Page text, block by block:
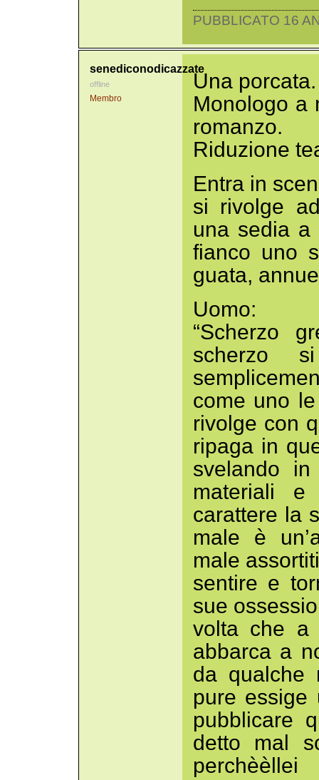
PUBBLICATO 16
senediconodicazzate
offline
Membro
Una porcata.
Monologo a
romanzo.
Riduzione
Entra in
si rivolge
una sedia
fianco uno
guata,
Uomo:
“Scherzo
scherzo
come uno
rivolge con
ripaga in
svelando
materiali
carattere la
male è
male
sentire e
sue
volta che a
abbarca a
da qualche
pure essige
pubblicare
detto mal